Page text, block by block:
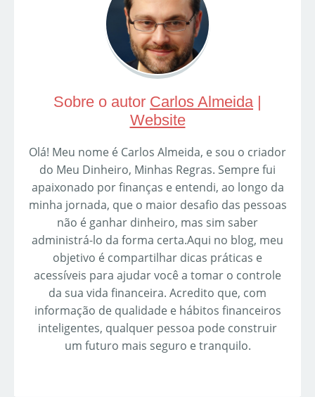
Sobre o autor Carlos Almeida |
Website
Olá! Meu nome é Carlos Almeida, e sou o criador
do Meu Dinheiro, Minhas Regras. Sempre fui
apaixonado por finanças e entendi, ao longo da
minha jornada, que o maior desafio das pessoas
não é ganhar dinheiro, mas sim saber
administrá-lo da forma certa.Aqui no blog, meu
objetivo é compartilhar dicas práticas e
acessíveis para ajudar você a tomar o controle
da sua vida financeira. Acredito que, com
informação de qualidade e hábitos financeiros
inteligentes, qualquer pessoa pode construir
um futuro mais seguro e tranquilo.